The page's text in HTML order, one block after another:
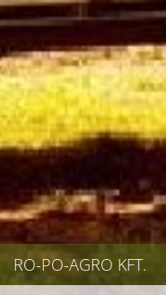
RO-PO-AGRO KFT.